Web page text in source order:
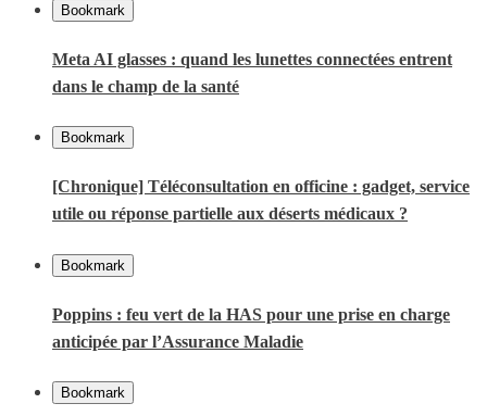
Bookmark
Meta AI glasses : quand les lunettes connectées entrent
dans le champ de la santé
Bookmark
[Chronique] Téléconsultation en officine : gadget, service
utile ou réponse partielle aux déserts médicaux ?
Bookmark
Poppins : feu vert de la HAS pour une prise en charge
anticipée par l’Assurance Maladie
Bookmark